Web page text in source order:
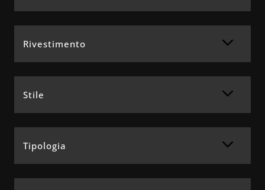
Rivestimento
Stile
Tipologia